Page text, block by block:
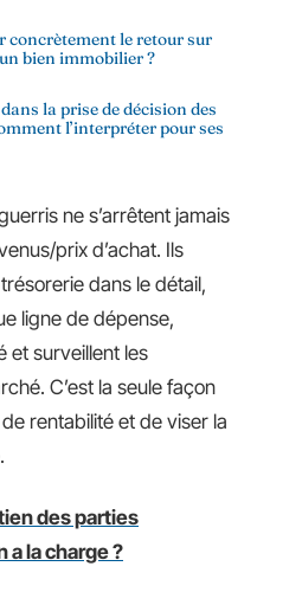
concrètement le retour sur
bien immobilier ?
la prise de décision des
l’interpréter pour ses
ne s’arrêtent jamais
prix d’achat. Ils
dans le détail,
ligne de dépense,
et surveillent les
C’est la seule façon
de rentabilité et de viser la
des parties
a la charge ?